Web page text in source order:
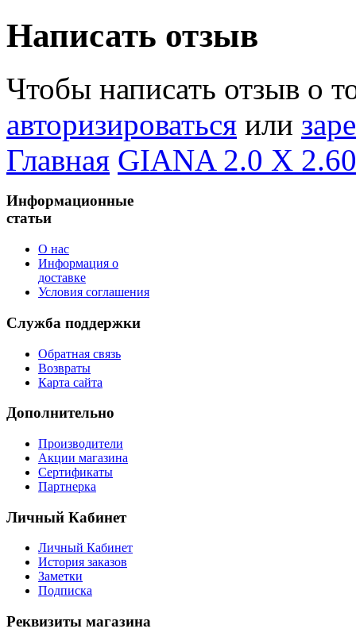
Написать отзыв
Чтобы написать отзыв о
авторизироваться или
Главная GIANA 2.0 X 2.60
Информационные
статьи
О нас
Информация о
доставке
Условия соглашения
Служба поддержки
Обратная связь
Возвраты
Карта сайта
Дополнительно
Производители
Акции магазина
Сертификаты
Партнерка
Личный Кабинет
Личный Кабинет
История заказов
Заметки
Подписка
Реквизиты магазина